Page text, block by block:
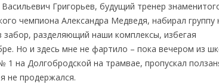
Григорьев, будущий тренер
чемпиона Александра Медведя, набирал группу
разделяющий наши комплексы, избегая
Но и здесь мне не фартило – пока вечером из
1 на Долгобродской на трамвае, пропускал
не продержался.